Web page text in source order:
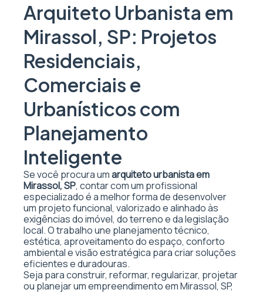
Arquiteto Urbanista em
Mirassol, SP: Projetos
Residenciais,
Comerciais e
Urbanísticos com
Planejamento
Inteligente
Se você procura umarquiteto urbanista em
Mirassol, SP, contar com um profissional
especializado é a melhor forma de desenvolver
um projeto funcional, valorizado e alinhado às
exigências do imóvel, do terreno e da legislação
local. O trabalho une planejamento técnico,
estética, aproveitamento do espaço, conforto
ambiental e visão estratégica para criar soluções
eficientes e duradouras.
Seja para construir, reformar, regularizar, projetar
ou planejar um empreendimento em Mirassol, SP,